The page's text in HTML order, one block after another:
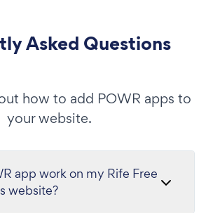
Asked Questions
how to add POWR apps to
your website.
app work on my Rife Free
website?